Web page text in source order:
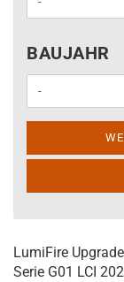
BAUJAHR
BAUJAHR
LumiFire
Serie G01 LCI